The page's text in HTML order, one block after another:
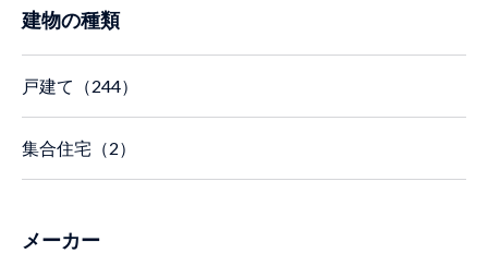
建物の種類
戸建て（244）
集合住宅（2）
メーカー